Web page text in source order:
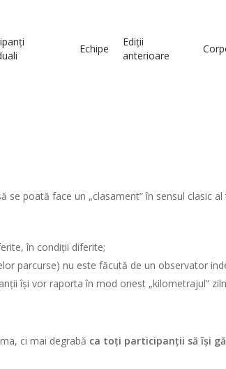
Echipe
Ediții
anterioare
se poată face un „clasament” în sensul
în condiții diferite;
parcurse) nu este făcută de un observator
își vor raporta în mod onest „kilometrajul”
ci mai degrabă ca toți participanții să își